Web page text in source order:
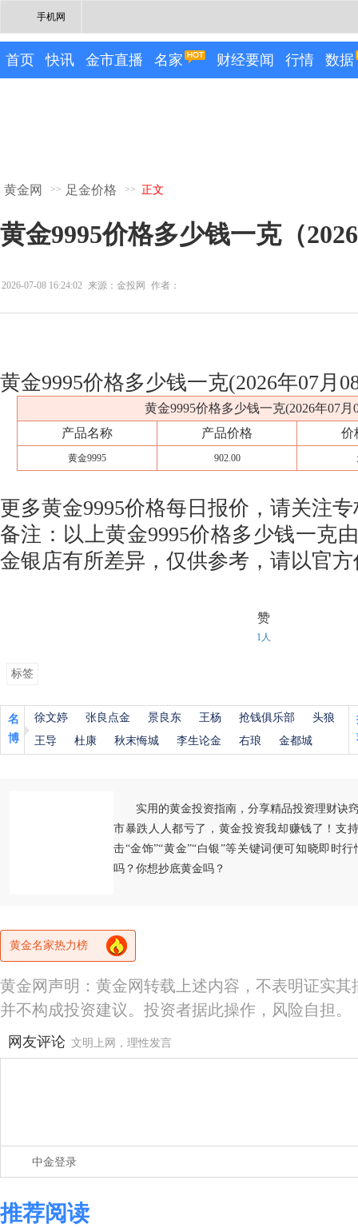
手机网
首页 快讯 金市直播 名家 财经要闻 行情 数据
黄金网 >> 足金价格 >> 正文
黄金9995价格多少钱一克（
2026-07-08 16:24:02 来源：金投网 作者：
黄金9995价格多少钱一克(2026年07月
黄金9995价格多少钱一克(2026年07月
产品名称
产品价格 价
黄金9995 902.00
更多黄金9995价格每日报价，请关注
备注：以上黄金9995价格多少钱一克
金银店有所差异，仅供参考，请以官
赞
1人
标签
名
博
徐文婷 张良点金 景良东 王杨 抢钱俱乐部
头狼
王导
杜康 秋末悔城 李生论金 右琅 金都城
实用的黄金投资指南，分享精品投资理财诀
市暴跌人人都亏了，黄金投资我却赚钱了！支
击“金饰”“黄金”“白银”等关键词便可知晓即时
吗？你想抄底黄金吗？
黄金名家热力榜
黄金网声明：黄金网转载上述内容，不表明证实
并不构成投资建议。投资者据此操作，风险自担。
网友评论 文明上网，理性发言
中金登录
推荐阅读